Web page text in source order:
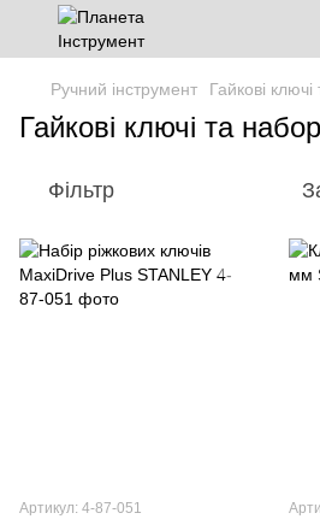
Ручний інструмент Гайкові
Гайкові ключі та
Фільтр
Артикул: 4-87-051